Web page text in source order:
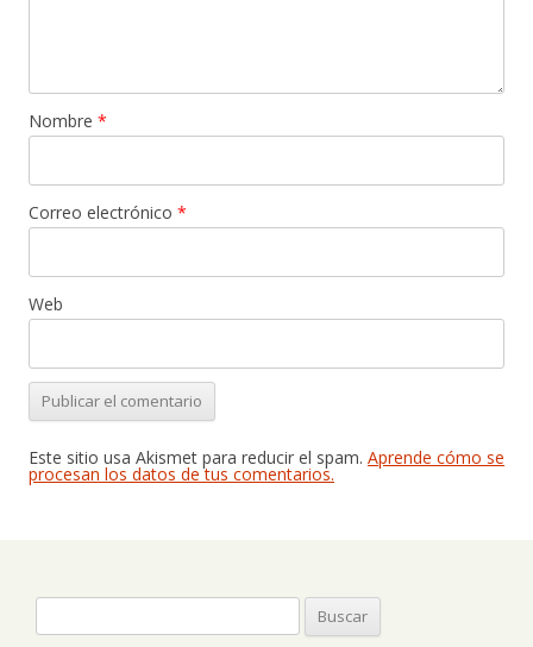
Nombre *
Correo electrónico *
Web
Este sitio usa Akismet para reducir el spam. Aprende cómo se
procesan los datos de tus comentarios.